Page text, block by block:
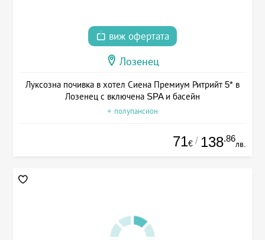
виж офертата
Лозенец
Луксозна почивка в хотел Сиена Премиум Ритрийт 5* в
Лозенец с включена SPA и басейн
+ полупансион
71€ / 138.86
лв.